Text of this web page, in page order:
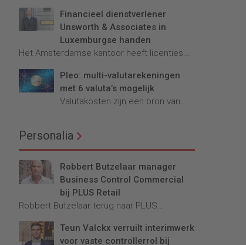
Financieel dienstverlener
Unsworth & Associates in
Luxemburgse handen
Het Amsterdamse kantoor heeft licenties...
Pleo: multi-valutarekeningen
met 6 valuta’s mogelijk
Valutakosten zijn een bron van...
Personalia
Robbert Butzelaar manager
Business Control Commercial
bij PLUS Retail
Robbert Butzelaar terug naar PLUS...
Teun Valckx verruilt interimwerk
voor vaste controllerrol bij